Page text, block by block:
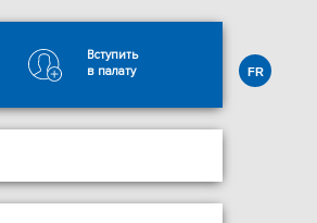
Вступить
в палату
FR